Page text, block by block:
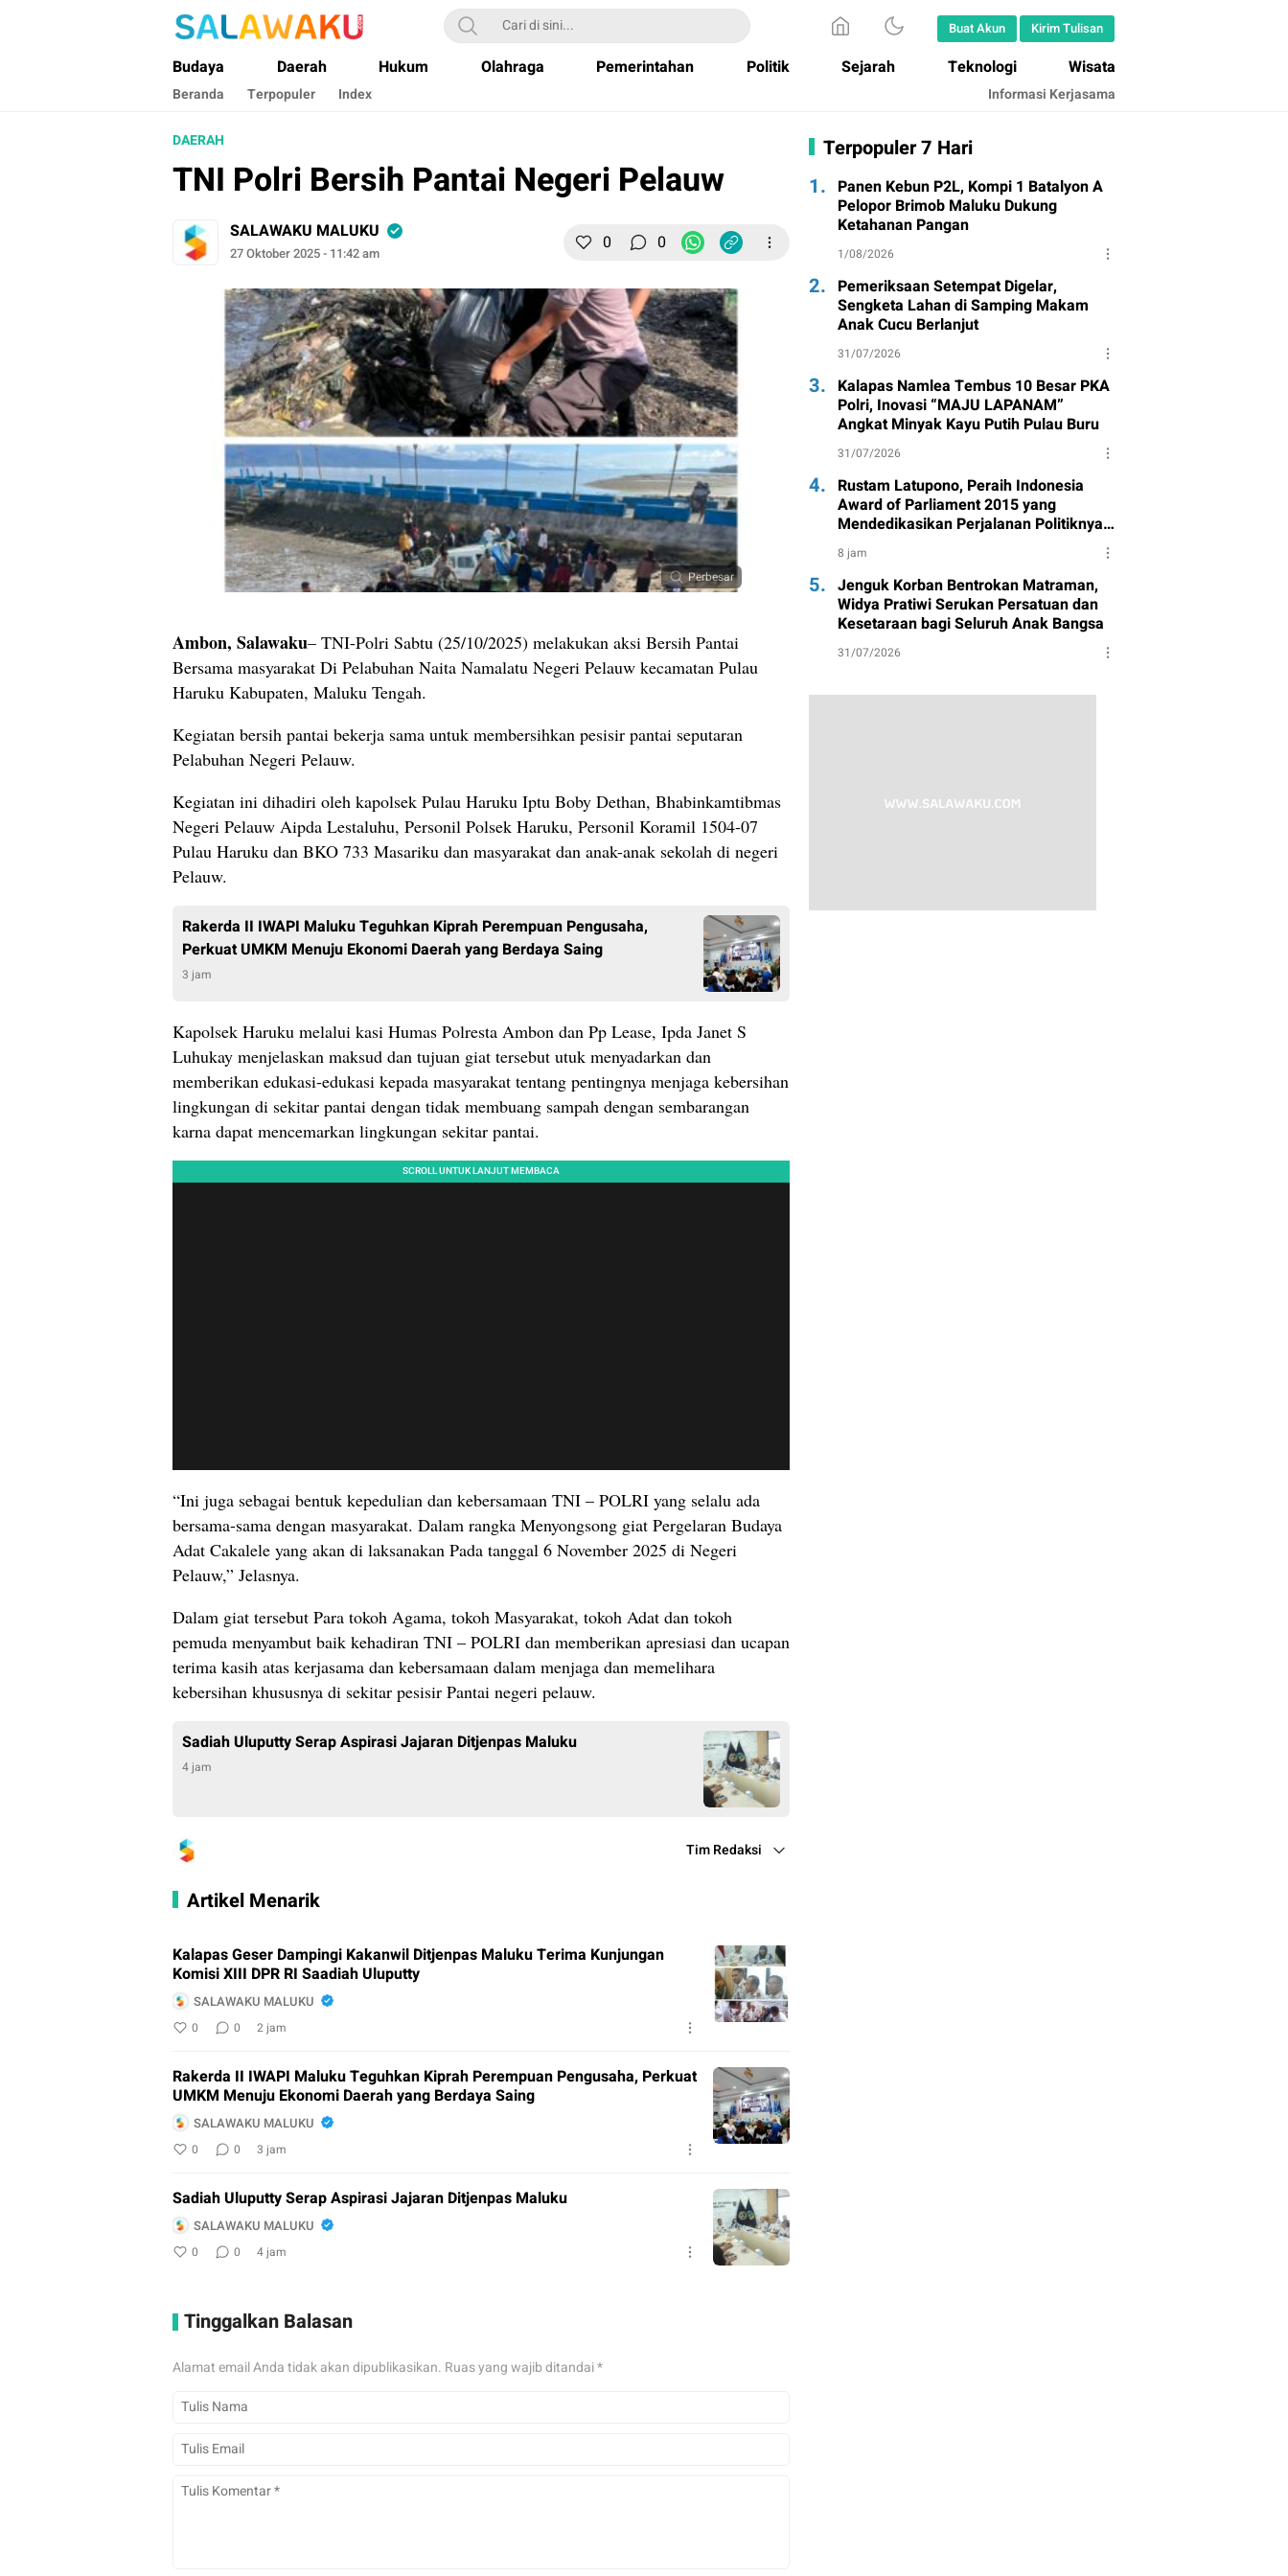
Salawaku Maluku
Salam dan Warta Anak Maluku
Buat Akun Kirim Tulisan
Budaya Daerah Hukum Olahraga Pemerintahan Politik Sejarah Teknologi Wisata
Beranda Terpopuler Index Informasi Kerjasama
DAERAH
TNI Polri Bersih Pantai Negeri Pelauw
SALAWAKU MALUKU
27 Oktober 2025 - 11:42 am 0 0
Perbesar
Ambon, Salawaku– TNI-Polri Sabtu (25/10/2025) melakukan aksi Bersih Pantai
Bersama masyarakat Di Pelabuhan Naita Namalatu Negeri Pelauw kecamatan Pulau
Haruku Kabupaten, Maluku Tengah.
Kegiatan bersih pantai bekerja sama untuk membersihkan pesisir pantai seputaran
Pelabuhan Negeri Pelauw.
Kegiatan ini dihadiri oleh kapolsek Pulau Haruku Iptu Boby Dethan, Bhabinkamtibmas
Negeri Pelauw Aipda Lestaluhu, Personil Polsek Haruku, Personil Koramil 1504-07
Pulau Haruku dan BKO 733 Masariku dan masyarakat dan anak-anak sekolah di negeri
Pelauw.
Rakerda II IWAPI Maluku Teguhkan Kiprah Perempuan Pengusaha,
Perkuat UMKM Menuju Ekonomi Daerah yang Berdaya Saing
3 jam
Kapolsek Haruku melalui kasi Humas Polresta Ambon dan Pp Lease, Ipda Janet S
Luhukay menjelaskan maksud dan tujuan giat tersebut utuk menyadarkan dan
memberikan edukasi-edukasi kepada masyarakat tentang pentingnya menjaga kebersihan
lingkungan di sekitar pantai dengan tidak membuang sampah dengan sembarangan
karna dapat mencemarkan lingkungan sekitar pantai.
“Ini juga sebagai bentuk kepedulian dan kebersamaan TNI – POLRI yang selalu ada
bersama-sama dengan masyarakat. Dalam rangka Menyongsong giat Pergelaran Budaya
Adat Cakalele yang akan di laksanakan Pada tanggal 6 November 2025 di Negeri
Pelauw,” Jelasnya.
Dalam giat tersebut Para tokoh Agama, tokoh Masyarakat, tokoh Adat dan tokoh
pemuda menyambut baik kehadiran TNI – POLRI dan memberikan apresiasi dan ucapan
terima kasih atas kerjasama dan kebersamaan dalam menjaga dan memelihara
kebersihan khususnya di sekitar pesisir Pantai negeri pelauw.
Sadiah Uluputty Serap Aspirasi Jajaran Ditjenpas Maluku
4 jam
Tim Redaksi
Artikel Menarik
Kalapas Geser Dampingi Kakanwil Ditjenpas Maluku Terima Kunjungan
Komisi XIII DPR RI Saadiah Uluputty
SALAWAKU MALUKU
0 0 2 jam
Rakerda II IWAPI Maluku Teguhkan Kiprah Perempuan Pengusaha, Perkuat
UMKM Menuju Ekonomi Daerah yang Berdaya Saing
SALAWAKU MALUKU
0 0 3 jam
Sadiah Uluputty Serap Aspirasi Jajaran Ditjenpas Maluku
SALAWAKU MALUKU
0 0 4 jam
Tinggalkan Balasan
Alamat email Anda tidak akan dipublikasikan. Ruas yang wajib ditandai*
Terpopuler 7 Hari
1. Panen Kebun P2L, Kompi 1 Batalyon A
Pelopor Brimob Maluku Dukung
Ketahanan Pangan
1/08/2026
2. Pemeriksaan Setempat Digelar,
Sengketa Lahan di Samping Makam
Anak Cucu Berlanjut
31/07/2026
3. Kalapas Namlea Tembus 10 Besar PKA
Polri, Inovasi “MAJU LAPANAM”
Angkat Minyak Kayu Putih Pulau Buru
31/07/2026
4. Rustam Latupono, Peraih Indonesia
Award of Parliament 2015 yang
Mendedikasikan Perjalanan Politiknya
untuk Partai Gerindra
8 jam
5. Jenguk Korban Bentrokan Matraman,
Widya Pratiwi Serukan Persatuan dan
Kesetaraan bagi Seluruh Anak Bangsa
31/07/2026